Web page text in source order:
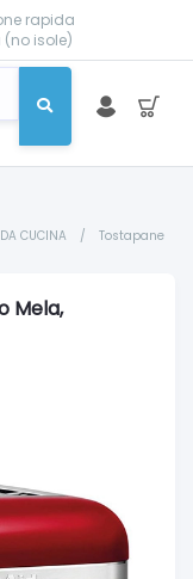
rapida
isole)
DA CUCINA / Tostapane
Mela,